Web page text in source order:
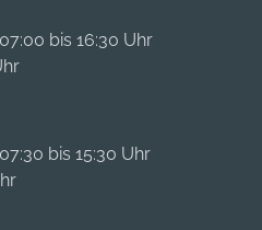
bis 16:30 Uhr
bis 15:30 Uhr